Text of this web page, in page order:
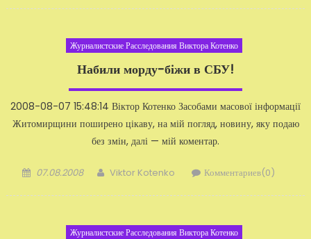
Журналистские Расследования Виктора Котенко
Набили морду-біжи в СБУ!
2008-08-07 15:48:14 Віктор Котенко Засобами масової інформації
Житомирщини по­ширено цікаву, на мій погляд, новину, яку подаю
без змін, далі — мій коментар.
Добавлено
07.08.2008 Автор
Viktor Kotenko Комментариев(0)
Журналистские Расследования Виктора Котенко